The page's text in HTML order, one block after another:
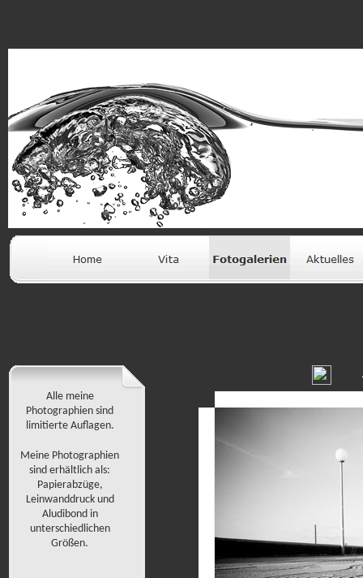
Alle meine
Photographien sind
limitierte Auflagen.
Meine Photographien
sind erhältlich als:
Papierabzüge,
Leinwanddruck und
Aludibond in
unterschiedlichen
Größen.